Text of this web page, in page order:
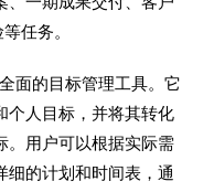
任务。
面的目标管理工具。它
个人目标，并将其转化
。用户可以根据实际需
细的计划和时间表，通